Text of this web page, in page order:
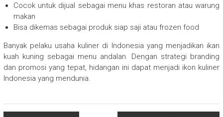
Cocok untuk dijual sebagai menu khas restoran atau warung
makan
Bisa dikemas sebagai produk siap saji atau frozen food
Banyak pelaku usaha kuliner di Indonesia yang menjadikan ikan
kuah kuning sebagai menu andalan. Dengan strategi branding
dan promosi yang tepat, hidangan ini dapat menjadi ikon kuliner
Indonesia yang mendunia.